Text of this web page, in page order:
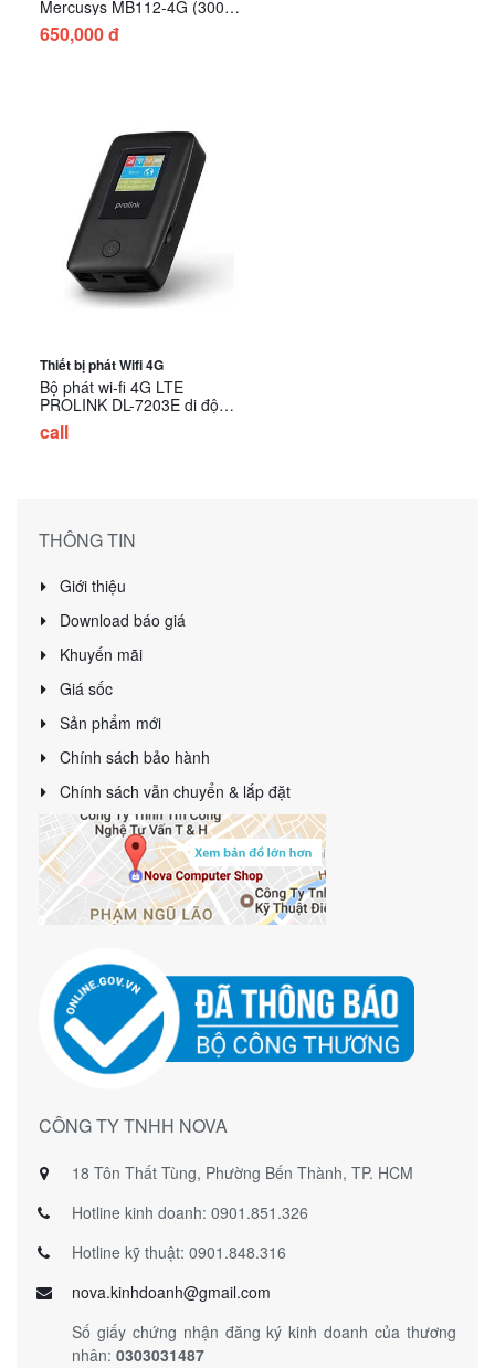
Mercusys MB112-4G (300
Mbps/ Wifi 4/ 2.4 GHz)
650,000 đ
Thiết bị phát Wifi 4G
Bộ phát wi-fi 4G LTE
PROLINK DL-7203E di động
có LAN kiêm sạc dự phòng
call
THÔNG TIN
Giới thiệu
Download báo giá
Khuyến mãi
Giá sốc
Sản phẩm mới
Chính sách bảo hành
Chính sách vẫn chuyển & lắp đặt
CÔNG TY TNHH NOVA
18 Tôn Thất Tùng, Phường Bến Thành, TP. HCM
Hotline kinh doanh: 0901.851.326
Hotline kỹ thuật: 0901.848.316
nova.kinhdoanh@gmail.com
Số giấy chứng nhận đăng ký kinh doanh của thương
nhân: 0303031487